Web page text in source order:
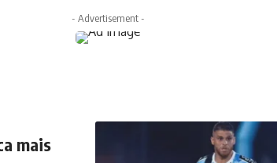
- Advertisement -
mais